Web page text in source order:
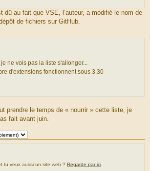
dû au fait que VSE, l’auteur, a modifié le nom de
de fichiers sur GitHub.
ne vois pas la liste s'allonger...
d'extensions fonctionnent sous 3.30
prendre le temps de « nourrir » cette liste, je
fait avant juin.
tu veux aussi un site web ? Regarde par ici